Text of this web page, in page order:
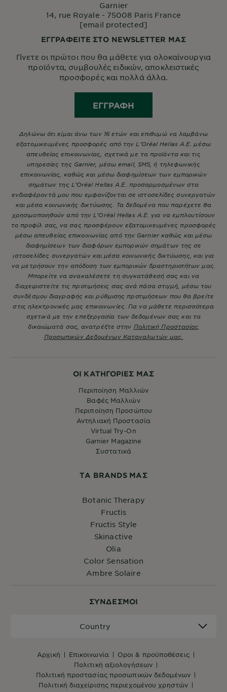
ΣYΝΔΕΣΜΟΙ
αρχική επικοινωνία
όροι & προϋποθέσεις
πολιτική αξιολογήσεων
πολιτική προστασίας προσωπικών δεδομένων
πολιτική διαχείρισης περιεχομένου χρηστών
Country
ΟΙ ΚΑΤΗΓΟΡΙΕΣ ΜΑΣ
Περιποίηση Μαλλιών
Βαφές Μαλλιών
Περιποίηση Προσώπου
Αντηλιακή Προστασία
Virtual Try-On
Garnier Magazine
Συστατικά
ΤA BRANDS ΜΑΣ
Botanic Therapy
Fructis
Fructis Style
Skinactive
Olia
Color Sensation
Ambre Solaire
Garnier
14, rue Royale - 75008 Paris France
[email protected]
ΕΓΓΡΑΦΕΙΤΕ ΣΤΟ NEWSLETTER ΜΑΣ
Γίνετε οι πρώτοι που θα μάθετε για ολοκαίνουργια
προϊόντα, συμβουλές ειδικών, αποκλειστικές
προσφορές και πολλά άλλα.
ΕΓΓΡΑΦΉ
Δηλώνω ότι είμαι άνω των 16 ετών και επιθυμώ να λαμβάνω
εξατομικευμένες προσφορές από την L’Oréal Hellas A.E. μέσω
απευθείας επικοινωνίας, σχετικά με τα προϊόντα και τις
υπηρεσίες της Garnier, μέσω email, SMS, ή τηλεφωνικής
επικοινωνίας, καθώς και μέσω διαφημίσεων των εμπορικών
σημάτων της L’Oréal Hellas A.E. προσαρμοσμένων στα
ενδιαφέροντά μου που εμφανίζονται σε ιστοσελίδες συνεργατών
και μέσα κοινωνικής δικτύωσης. Τα δεδομένα που παρέχετε θα
χρησιμοποιηθούν από την L’Oréal Hellas A.E. για να εμπλουτίσουν
το προφίλ σας, να σας προσφέρουν εξατομικευμένες προσφορές
μέσω απευθείας επικοινωνίας από την Garnier καθώς και μέσω
διαφημίσεων των διαφόρων εμπορικών σημάτων της σε
ιστοσελίδες συνεργατών και μέσα κοινωνικής δικτύωσης, και για
να μετρήσουν την απόδοση των εμπορικών δραστηριοτήτων μας.
Μπορείτε να ανακαλέσετε τη συγκατάθεσή σας και να
διαχειριστείτε τις προτιμήσεις σας ανά πάσα στιγμή, μέσω του
συνδέσμου διαγραφής και ρύθμισης προτιμήσεων που θα βρείτε
στις ηλεκτρονικές μας επικοινωνίες. Για να μάθετε περισσότερα
σχετικά με την επεξεργασία των δεδομένων σας και τα
δικαιώματά σας, ανατρέξτε στην Πολιτική Προστασίας
Προσωπικών Δεδομένων Καταναλωτών μας.